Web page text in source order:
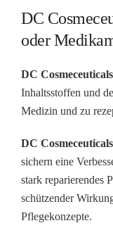
DC
oder
DC Cosmeceuticals
Inhaltsstoffen und
Medizin und zu
DC Cosmeceuticals
sichern eine
stark reparierendes
schützender
Pflegekonzepte.